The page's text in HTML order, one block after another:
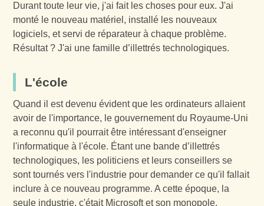
Durant toute leur vie, j'ai fait les choses pour eux. J'ai
monté le nouveau matériel, installé les nouveaux
logiciels, et servi de réparateur à chaque problème.
Résultat ? J'ai une famille d’illettrés technologiques.
L'école
Quand il est devenu évident que les ordinateurs allaient
avoir de l'importance, le gouvernement du Royaume-Uni
a reconnu qu'il pourrait être intéressant d'enseigner
l'informatique à l'école. Étant une bande d’illettrés
technologiques, les politiciens et leurs conseillers se
sont tournés vers l'industrie pour demander ce qu'il fallait
inclure à ce nouveau programme. A cette époque, la
seule industrie, c'était Microsoft et son monopole.